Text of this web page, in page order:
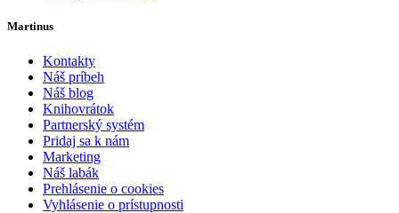
Martinus
Kontakty
Náš príbeh
Náš blog
Knihovrátok
Partnerský systém
Pridaj sa k nám
Marketing
Náš labák
Prehlásenie o cookies
Vyhlásenie o prístupnosti